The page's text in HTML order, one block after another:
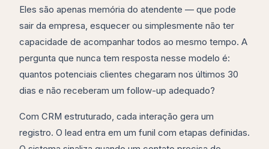
Eles são apenas memória do atendente — que pode
sair da empresa, esquecer ou simplesmente não ter
capacidade de acompanhar todos ao mesmo tempo. A
pergunta que nunca tem resposta nesse modelo é:
quantos potenciais clientes chegaram nos últimos 30
dias e não receberam um follow-up adequado?
Com CRM estruturado, cada interação gera um
registro. O lead entra em um funil com etapas definidas.